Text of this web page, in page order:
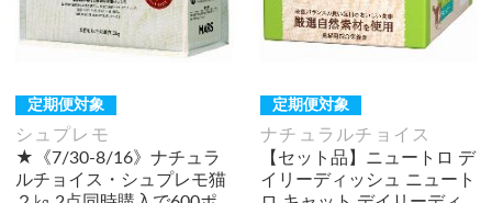
定期便対象
シュプレモ
★《7/30-8/16》ナチュラ
ルチョイス・シュプレモ猫
定期便対象
ナチュラルチョイス
【セット品】ニュートロ デ
イリーディッシュ ニュート